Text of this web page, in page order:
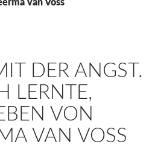
van Voss
DER ANGST.
LERNTE,
VON
VAN VOSS